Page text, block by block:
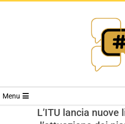
Menu
L’ITU lancia nuove